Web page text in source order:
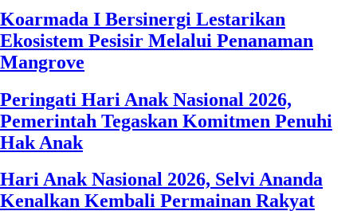
Koarmada I Bersinergi Lestarikan
Ekosistem Pesisir Melalui Penanaman
Mangrove
Peringati Hari Anak Nasional 2026,
Pemerintah Tegaskan Komitmen Penuhi
Hak Anak
Hari Anak Nasional 2026, Selvi Ananda
Kenalkan Kembali Permainan Rakyat